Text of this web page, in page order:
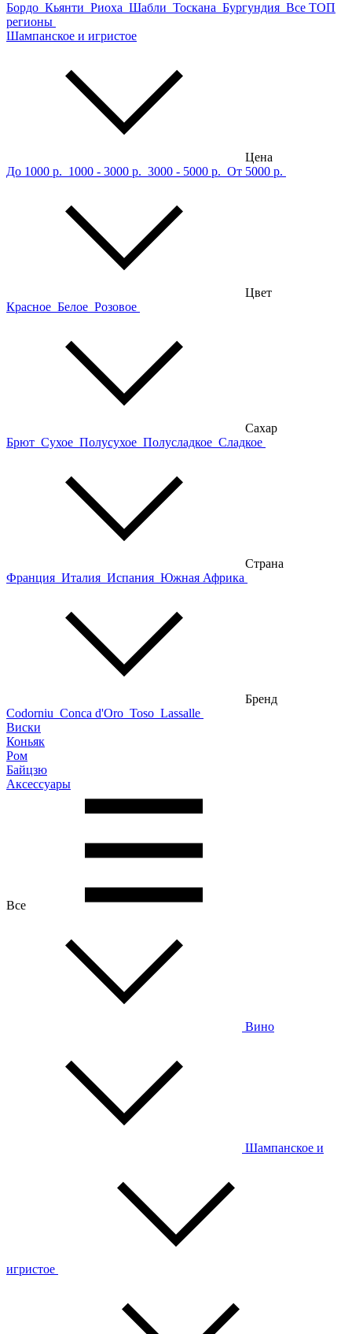
Бордо Кьянти Риоха Шабли Тоскана Бургундия Все ТОП
регионы
Шампанское и игристое
Цена
До 1000 р. 1000 - 3000 р. 3000 - 5000 р. От 5000 р.
Цвет
Красное Белое Розовое
Сахар
Брют Сухое Полусухое Полусладкое Сладкое
Страна
Франция Италия Испания Южная Африка
Бренд
Codorniu Conca d'Oro Toso Lassalle
Виски
Коньяк
Ром
Байцзю
Аксессуары
Все
Вино
Шампанское и
игристое